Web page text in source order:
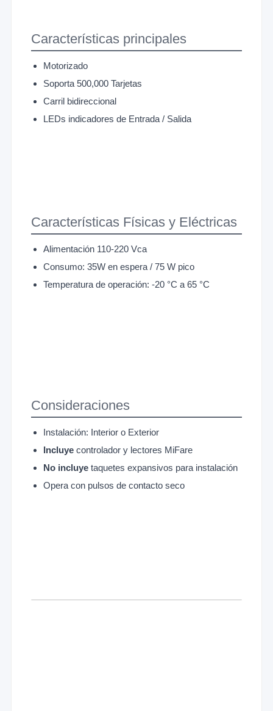
Características principales
Motorizado
Soporta 500,000 Tarjetas
Carril bidireccional
LEDs indicadores de Entrada / Salida
Características Físicas y Eléctricas
Alimentación 110-220 Vca
Consumo: 35W en espera / 75 W pico
Temperatura de operación: -20 °C a 65 °C
Consideraciones
Instalación: Interior o Exterior
Incluyecontrolador y lectores MiFare
No incluyetaquetes expansivos para instalación
Opera con pulsos de contacto seco